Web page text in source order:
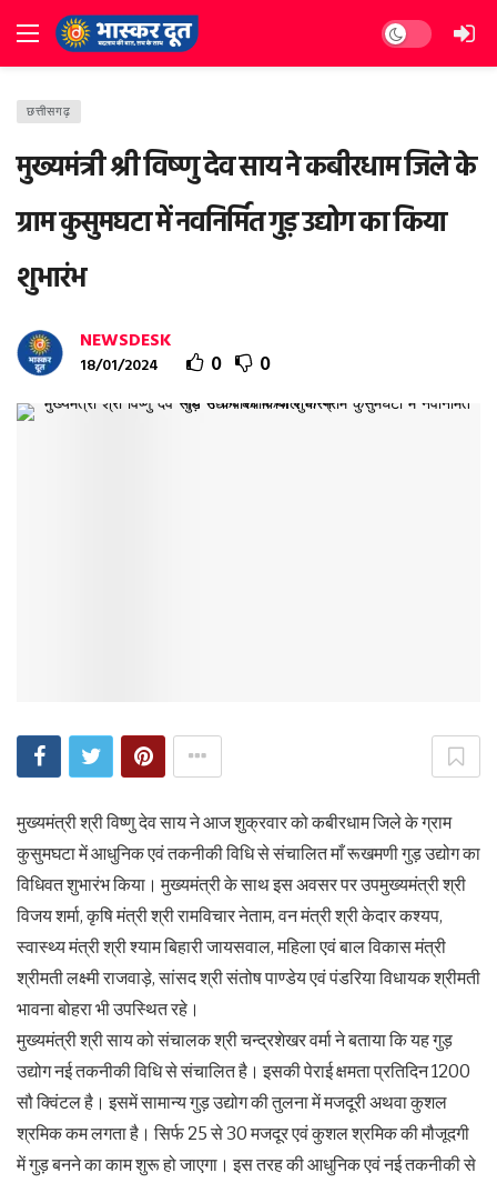
Dark mode
छत्तीसगढ़
मुख्यमंत्री श्री विष्णु देव साय ने कबीरधाम जिले के
ग्राम कुसुमघटा में नवनिर्मित गुड़ उद्योग का किया
शुभारंभ
NEWSDESK
18/01/2024 0 0
मुख्यमंत्री श्री विष्णु देव साय ने आज शुक्रवार को कबीरधाम जिले के ग्राम
कुसुमघटा में आधुनिक एवं तकनीकी विधि से संचालित माँ रूखमणी गुड़ उद्योग का
विधिवत शुभारंभ किया। मुख्यमंत्री के साथ इस अवसर पर उपमुख्यमंत्री श्री
विजय शर्मा, कृषि मंत्री श्री रामविचार नेताम, वन मंत्री श्री केदार कश्यप,
स्वास्थ्य मंत्री श्री श्याम बिहारी जायसवाल, महिला एवं बाल विकास मंत्री
श्रीमती लक्ष्मी राजवाड़े, सांसद श्री संतोष पाण्डेय एवं पंडरिया विधायक श्रीमती
भावना बोहरा भी उपस्थित रहे।
मुख्यमंत्री श्री साय को संचालक श्री चन्द्रशेखर वर्मा ने बताया कि यह गुड़
उद्योग नई तकनीकी विधि से संचालित है। इसकी पेराई क्षमता प्रतिदिन 1200
सौ क्विंटल है। इसमें सामान्य गुड़ उद्योग की तुलना में मजदूरी अथवा कुशल
श्रमिक कम लगता है। सिर्फ 25 से 30 मजदूर एवं कुशल श्रमिक की मौजूदगी
में गुड़ बनने का काम शुरू हो जाएगा। इस तरह की आधुनिक एवं नई तकनीकी से